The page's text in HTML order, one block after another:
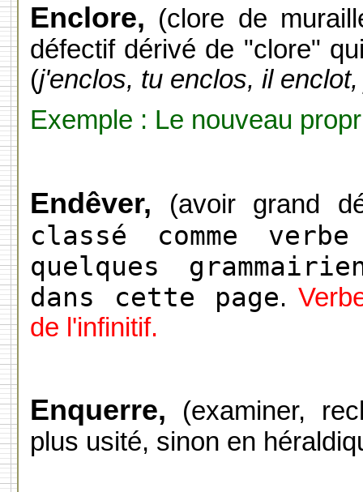
Enclore, (clore de
défectif dérivé de "clore"
(j'enclos, tu enclos, il
Exemple : Le nouveau
Endêver, (avoir grand
classé comme
quelques
dans cette page.
de l'infinitif.
Enquerre, (examiner,
plus usité, sinon en